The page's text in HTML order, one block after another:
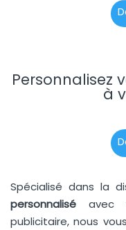
Personnalisez
à
Spécialisé dans la
personnalisé avec
publicitaire, nous